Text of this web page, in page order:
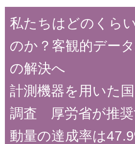
私たちはどのくら
のか？客観的デー
の解決へ
計測機器を用いた
調査 厚労省が推奨
動量の達成率は